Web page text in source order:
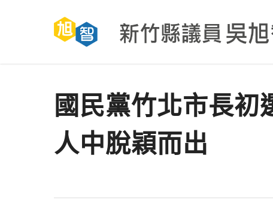
國民黨竹北市長初
人中脫穎而出